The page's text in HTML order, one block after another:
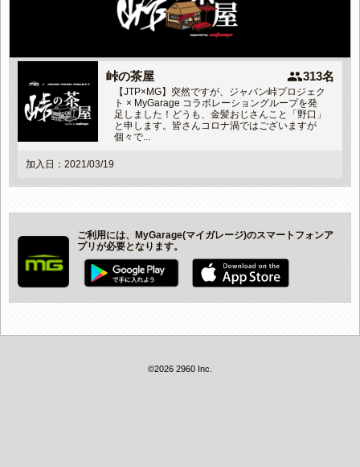
峠の茶屋 people313名
【JTP×MG】突然ですが、ジャパン峠プロジェク
ト × MyGarage コラボレーショングループを発
足しました！どうも、金髪おじさんこと「野口」
と申します。皆さんコロナ渦ではございますが
個々で...
加入日：2021/03/19
ご利用には、MyGarage(マイガレージ)のスマートフォンア
プリが必要となります。
©2026 2960 Inc.